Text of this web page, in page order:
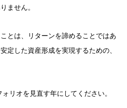
ません。
とは、リターンを諦めることではあ
定した資産形成を実現するための、
リオを見直す年にしてください。